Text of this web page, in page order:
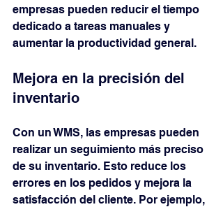
empresas pueden reducir el tiempo
dedicado a tareas manuales y
aumentar la productividad general.
Mejora en la precisión del
inventario
Con un WMS, las empresas pueden
realizar un seguimiento más preciso
de su inventario. Esto reduce los
errores en los pedidos y mejora la
satisfacción del cliente. Por ejemplo,